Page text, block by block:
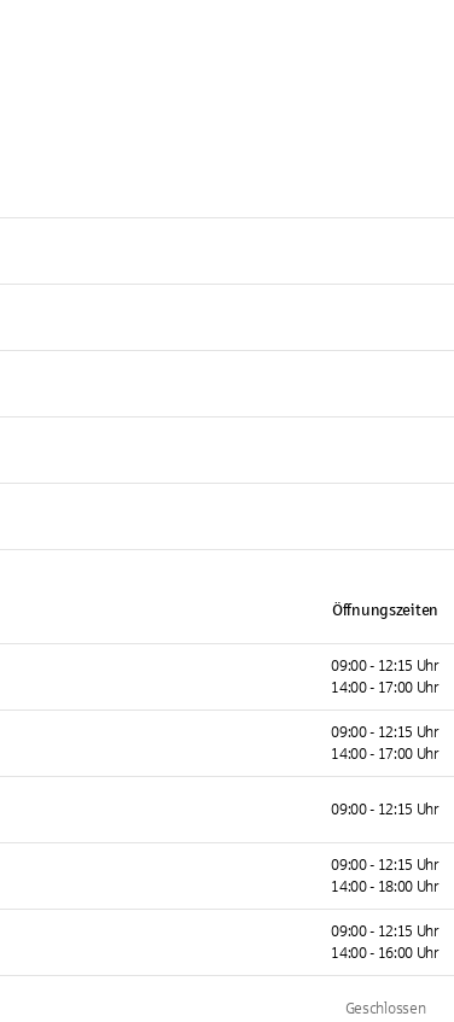
Öffnungszeiten
09:00 - 12:15 Uhr
14:00 - 17:00 Uhr
09:00 - 12:15 Uhr
14:00 - 17:00 Uhr
09:00 - 12:15 Uhr
09:00 - 12:15 Uhr
14:00 - 18:00 Uhr
09:00 - 12:15 Uhr
14:00 - 16:00 Uhr
Geschlossen